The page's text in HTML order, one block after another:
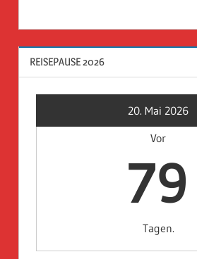
REISEPAUSE 2026
20. Mai 2026
Vor
79
Tagen.